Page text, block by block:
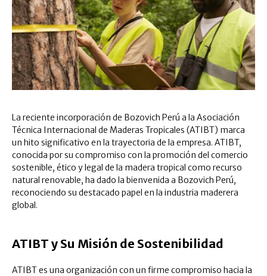
La reciente incorporación de Bozovich Perú a la Asociación
Técnica Internacional de Maderas Tropicales (ATIBT) marca
un hito significativo en la trayectoria de la empresa. ATIBT,
conocida por su compromiso con la promoción del comercio
sostenible, ético y legal de la madera tropical como recurso
natural renovable, ha dado la bienvenida a Bozovich Perú,
reconociendo su destacado papel en la industria maderera
global.
ATIBT y Su Misión de Sostenibilidad
ATIBT es una organización con un firme compromiso hacia la